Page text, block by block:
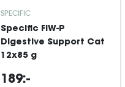
SPECIFIC
Specific FIW-P
Digestive Support Cat
12x85 g
189:-